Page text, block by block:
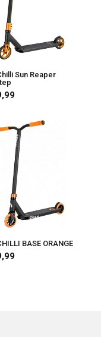
Sun Reaper
BASE ORANGE